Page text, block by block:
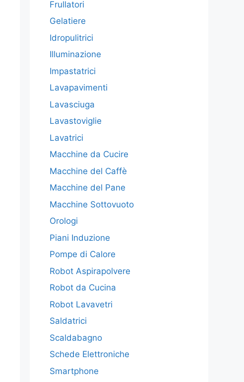
Frullatori
Gelatiere
Idropulitrici
Illuminazione
Impastatrici
Lavapavimenti
Lavasciuga
Lavastoviglie
Lavatrici
Macchine da Cucire
Macchine del Caffè
Macchine del Pane
Macchine Sottovuoto
Orologi
Piani Induzione
Pompe di Calore
Robot Aspirapolvere
Robot da Cucina
Robot Lavavetri
Saldatrici
Scaldabagno
Schede Elettroniche
Smartphone